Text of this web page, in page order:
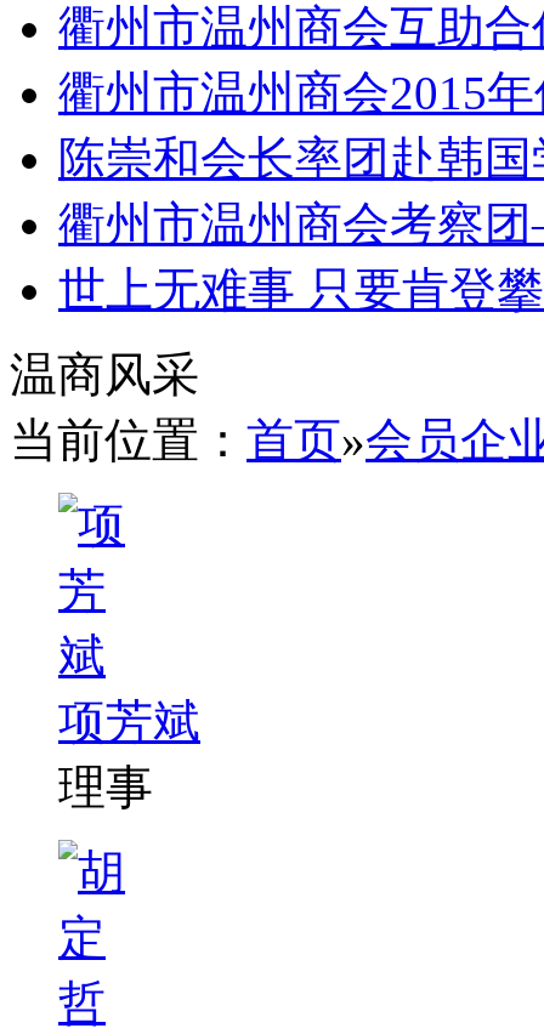
衢州市温州商会互助
衢州市温州商会2015
陈崇和会长率团赴韩
衢州市温州商会考察
世上无难事 只要肯登
温商风采
当前位置： 首页»会员企
项芳斌
理事